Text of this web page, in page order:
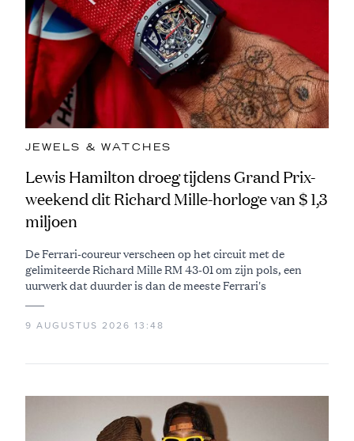
JEWELS & WATCHES
Lewis Hamilton droeg tijdens Grand Prix-
weekend dit Richard Mille-horloge van $ 1,3
miljoen
De Ferrari-coureur verscheen op het circuit met de
gelimiteerde Richard Mille RM 43-01 om zijn pols, een
uurwerk dat duurder is dan de meeste Ferrari's
9 AUGUSTUS 2026 13:48